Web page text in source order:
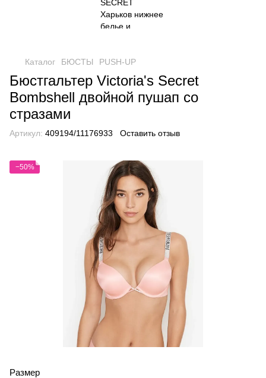
Каталог БЮСТЫ PUSH-UP
Бюстгальтер Victoria's Secret
Bombshell двойной пушап со
стразами
Артикул: 409194/11176933 Оставить отзыв
−50%
Размер